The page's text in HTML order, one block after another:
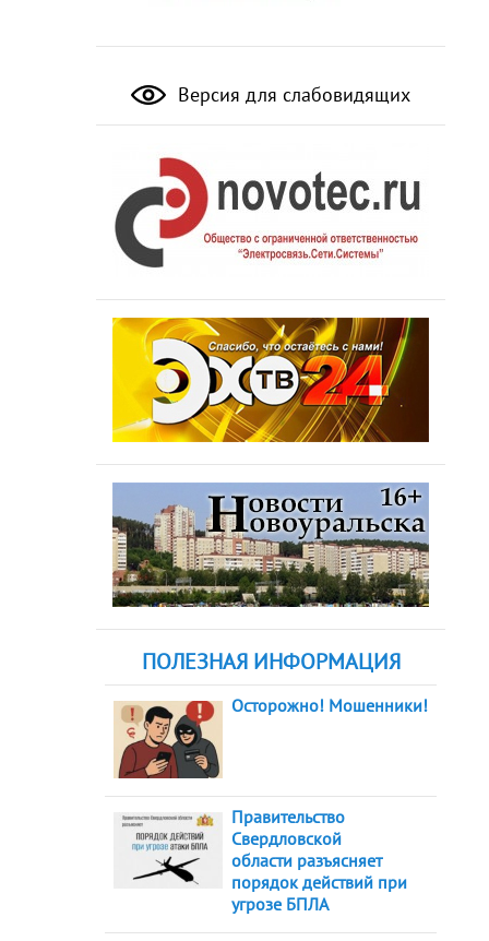
Версия для слабовидящих
ПОЛЕЗНАЯ ИНФОРМАЦИЯ
Осторожно! Мошенники!
Правительство
Свердловской
области разъясняет
порядок действий при
угрозе БПЛА